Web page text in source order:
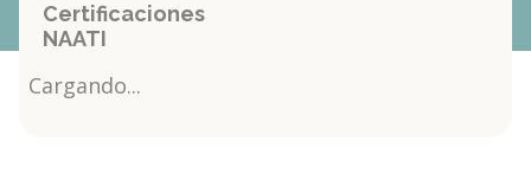
Certificaciones
NAATI
Cargando...